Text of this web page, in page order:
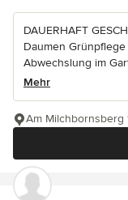
DAUERHAFT
Daumen
Abwechslung im
Mehr
Am Milchbornsberg